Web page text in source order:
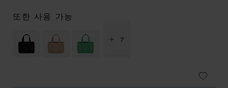
또한 사용 가능
+ 7